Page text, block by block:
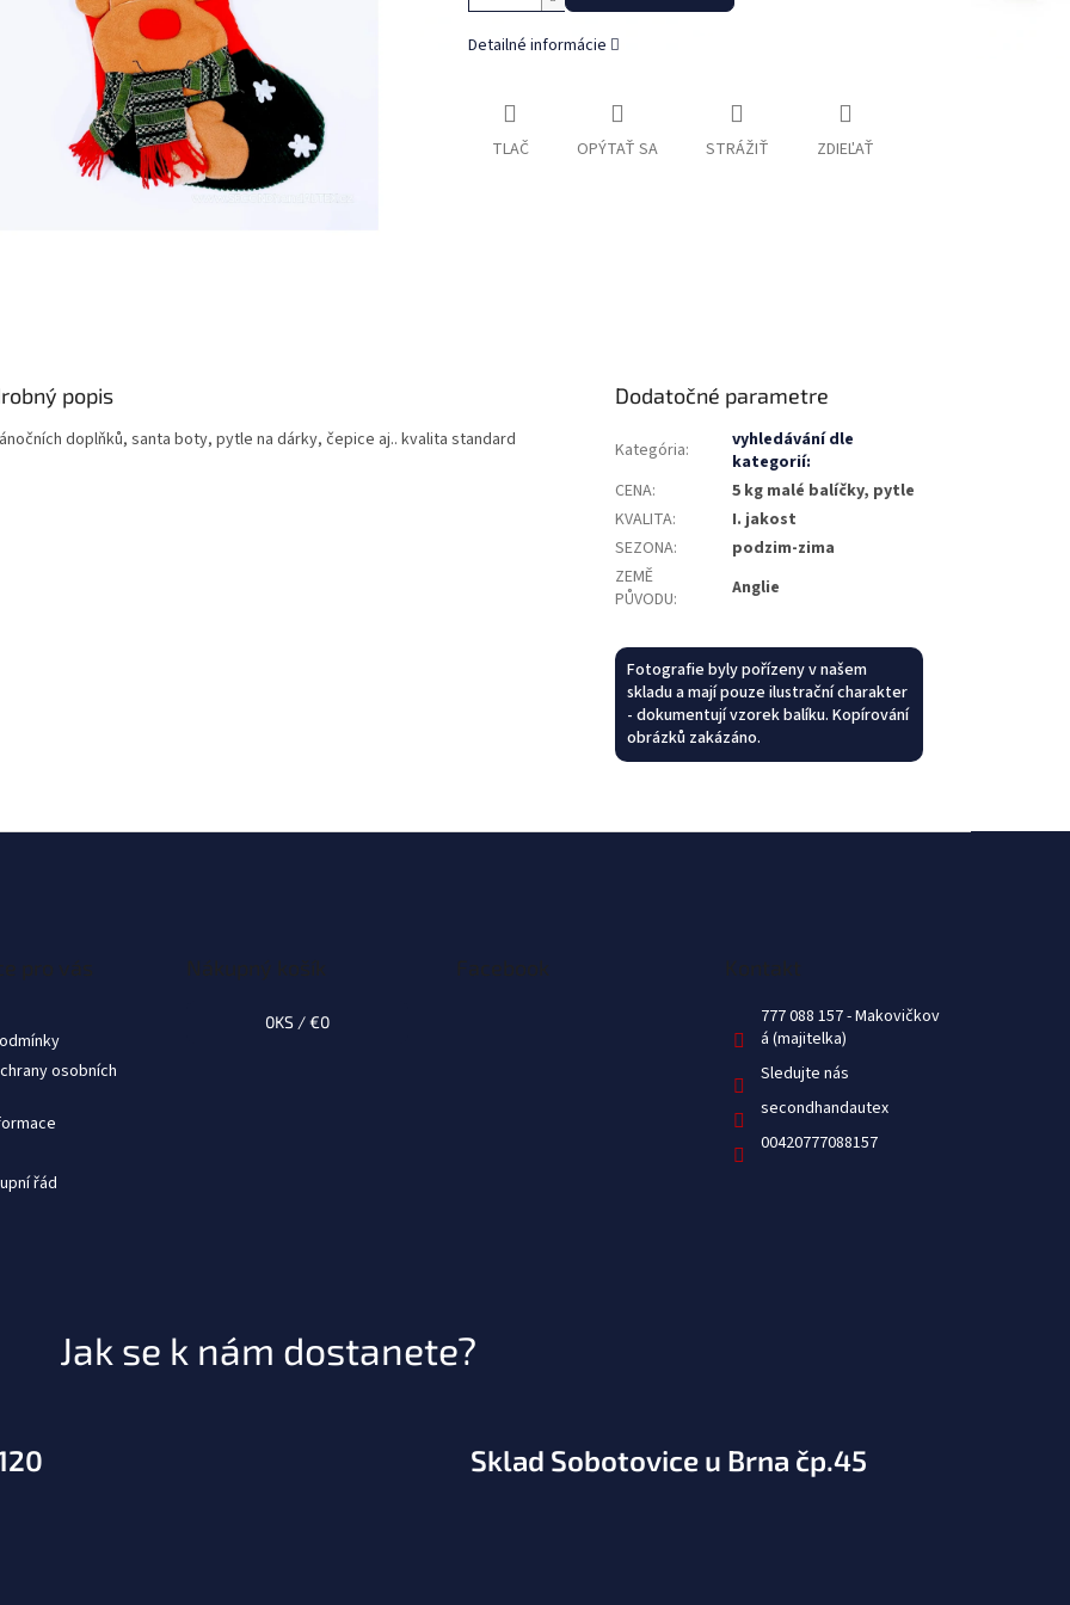
Detailné informácie
TLAČ OPÝTAŤ SA STRÁŽIŤ ZDIEĽAŤ
popis
doplňků, santa boty, pytle na dárky, čepice aj.. kvalita standard
Dodatočné parametre
Kategória:
vyhledávání dle
kategorií:
CENA:
5 kg malé balíčky, pytle
KVALITA:
I. jakost
SEZONA:
podzim-zima
ZEMĚ
PŮVODU: Anglie
Fotografie byly pořízeny v našem
skladu a mají pouze ilustrační charakter
- dokumentují vzorek balíku. Kopírování
obrázků zakázáno.
pro vás
osobních
řád
Nákupný košík
0KS /€0
Facebook Kontakt
777 088 157
Sledujte nás
secondhandautex
00420777088157
Jak se k nám dostanete?
Sklad Sobotovice u Brna čp.45